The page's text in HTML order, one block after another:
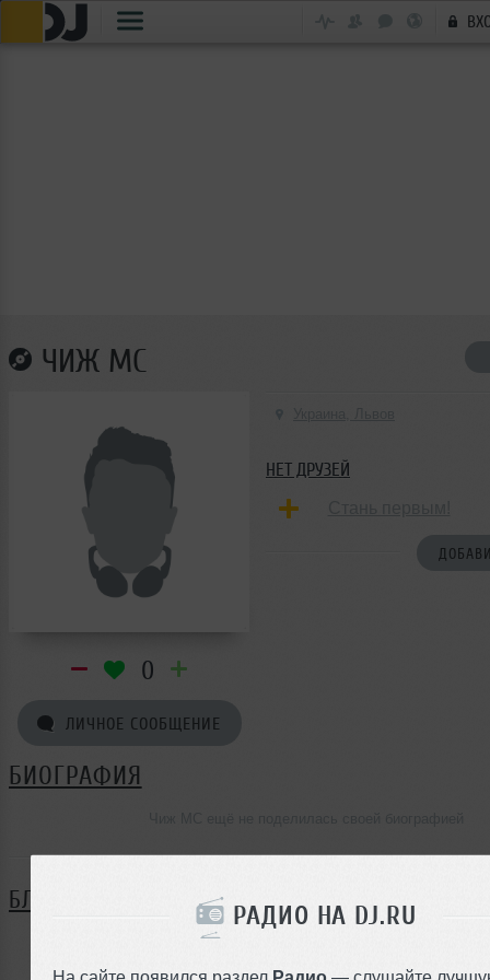
РАДИО НА DJ.RU
На сайте появился раздел Радио — слушайте
ЧИЖ MC
0
ЛИЧНОЕ СООБЩЕНИЕ
НЕТ ДРУЗЕЙ
БИОГРАФИЯ
БЛОГ